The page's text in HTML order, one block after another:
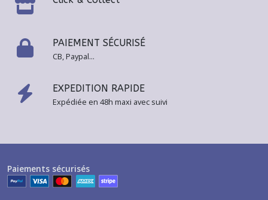
PAIEMENT SÉCURISÉ
CB, Paypal...
EXPEDITION RAPIDE
Expédiée en 48h maxi avec suivi
(1)
Pin’s
Calendrier
de
sélection
par
mes
Paiements sécurisés